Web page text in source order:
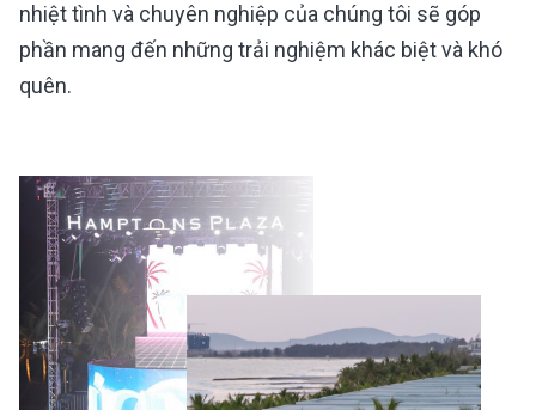
nhiệt tình và chuyên nghiệp của chúng tôi sẽ góp
phần mang đến những trải nghiệm khác biệt và khó
quên.